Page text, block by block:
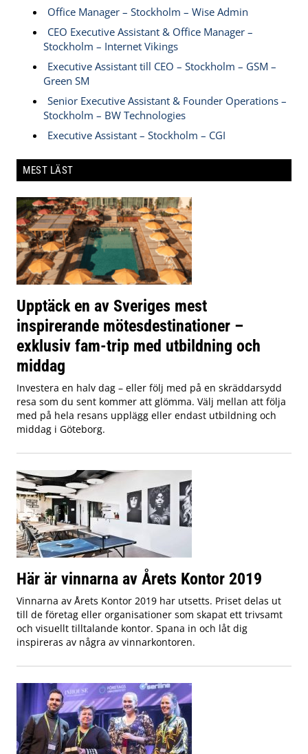
Office Manager – Stockholm – Wise Admin
CEO Executive Assistant & Office Manager –
Stockholm – Internet Vikings
Executive Assistant till CEO – Stockholm – GSM –
Green SM
Senior Executive Assistant & Founder Operations –
Stockholm – BW Technologies
Executive Assistant – Stockholm – CGI
MEST LÄST
Upptäck en av Sveriges mest
inspirerande mötesdestinationer –
exklusiv fam-trip med utbildning och
middag
Investera en halv dag – eller följ med på en skräddarsydd
resa som du sent kommer att glömma. Välj mellan att följa
med på hela resans upplägg eller endast utbildning och
middag i Göteborg.
Här är vinnarna av Årets Kontor 2019
Vinnarna av Årets Kontor 2019 har utsetts. Priset delas ut
till de företag eller organisationer som skapat ett trivsamt
och visuellt tilltalande kontor. Spana in och låt dig
inspireras av några av vinnarkontoren.